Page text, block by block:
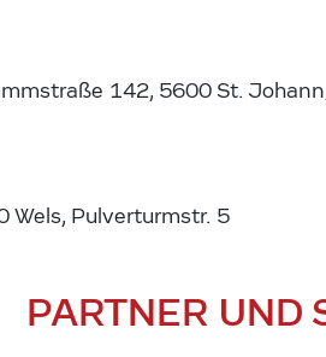
142, 5600 St.
Wels, Pulverturmstr. 5
PARTNER UND